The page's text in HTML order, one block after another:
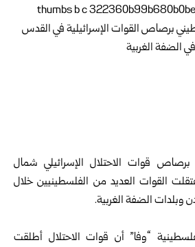
قوات الاحتلال الإسرائيلي شمال
القوات العديد من الفلسطينيين خلال
الضفة الغربية.‏
“وفا” أن قوات الاحتلال أطلقت